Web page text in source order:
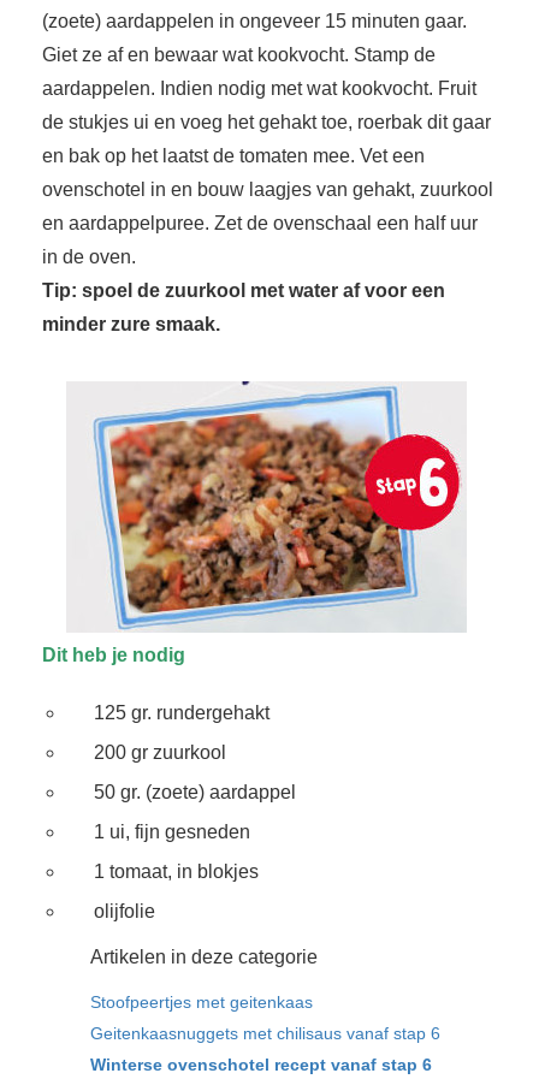
(zoete) aardappelen in ongeveer 15 minuten gaar.
Giet ze af en bewaar wat kookvocht. Stamp de
aardappelen. Indien nodig met wat kookvocht. Fruit
de stukjes ui en voeg het gehakt toe, roerbak dit gaar
en bak op het laatst de tomaten mee. Vet een
ovenschotel in en bouw laagjes van gehakt, zuurkool
en aardappelpuree. Zet de ovenschaal een half uur
in de oven.
Tip: spoel de zuurkool met water af voor een
minder zure smaak.
Dit heb je nodig
125 gr. rundergehakt
200 gr zuurkool
50 gr. (zoete) aardappel
1 ui, fijn gesneden
1 tomaat, in blokjes
olijfolie
Artikelen in deze categorie
Stoofpeertjes met geitenkaas
Geitenkaasnuggets met chilisaus vanaf stap 6
Winterse ovenschotel recept vanaf stap 6